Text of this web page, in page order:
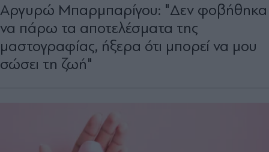
Αργυρώ Μπαρμπαρίγου: "Δεν φοβήθηκα
να πάρω τα αποτελέσματα της
μαστογραφίας, ήξερα ότι μπορεί να μου
σώσει τη ζωή"